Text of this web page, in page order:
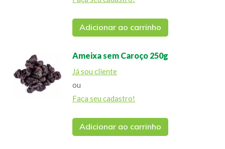
Adicionar ao carrinho
Ameixa sem Caroço 250g
Já sou cliente
ou
Faça seu cadastro!
Adicionar ao carrinho